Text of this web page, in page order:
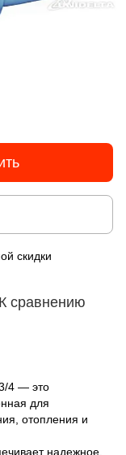
скидки
К сравнению
4 — это
для
отопления и
надежное,